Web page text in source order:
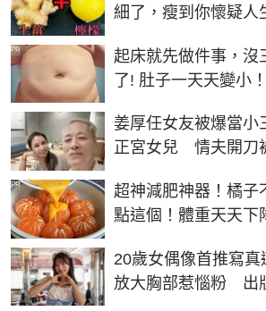
細了，瘦到你懷疑人
起床就先做件事，沒
了! 肚子一天天變小！
PR
姜厚任女友被爆當小
正宮女兒 情夫開刀
超神減肥神器！橘子
點這個！體重天天下
PR
20歲女偶像首推寫真
放大胸部惹惱粉 出